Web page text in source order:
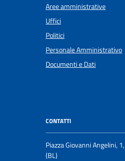
Aree amministrative
Uffici
Politici
Personale Amministrativo
Documenti e Dati
CONTATTI
Piazza Giovanni Angelini,
(BL)